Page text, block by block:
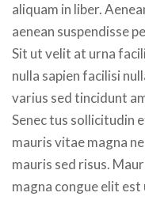
aliquam in liber.
aenean suspendisse
Sit ut velit at urna
nulla sapien facilisi
varius sed tincidunt
Senec tus sollicitudin
mauris vitae magna
mauris sed risus.
magna congue elit est